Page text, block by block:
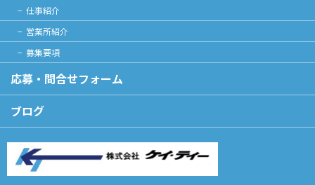
仕事紹介
営業所紹介
募集要項
応募・問合せフォーム
ブログ